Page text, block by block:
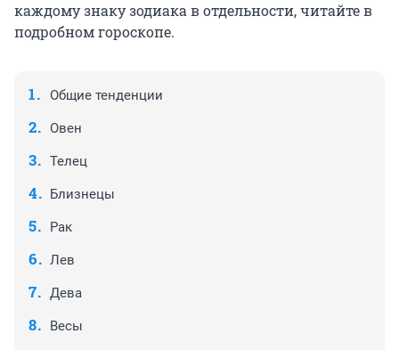
каждому знаку зодиака в отдельности, читайте в
подробном гороскопе.
Общие тенденции
Овен
Телец
Близнецы
Рак
Лев
Дева
Весы